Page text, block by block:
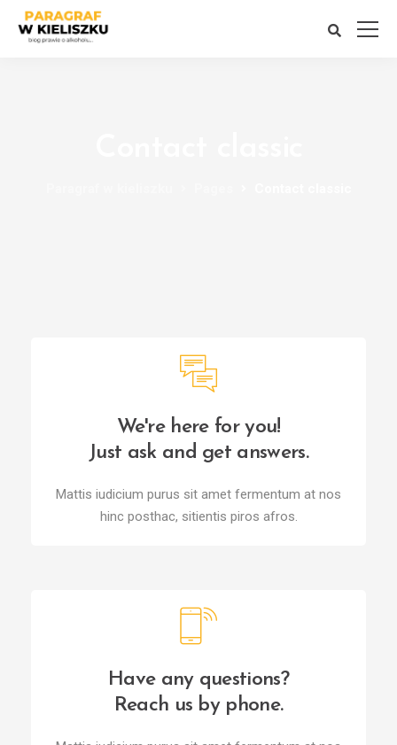
We're here for you!
Just ask and get answers.
Mattis iudicium purus sit amet fermentum at nos
hinc posthac, sitientis piros afros.
Have any questions?
Reach us by phone.